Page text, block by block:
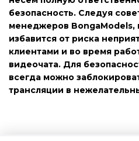
безопасность. Следуя
менеджеров BongaModels,
избавится от риска
клиентами и во время
видеочата. Для
всегда можно
трансляции в